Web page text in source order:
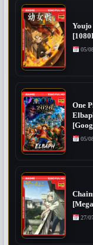
Youjo
05/
One
05/
27/